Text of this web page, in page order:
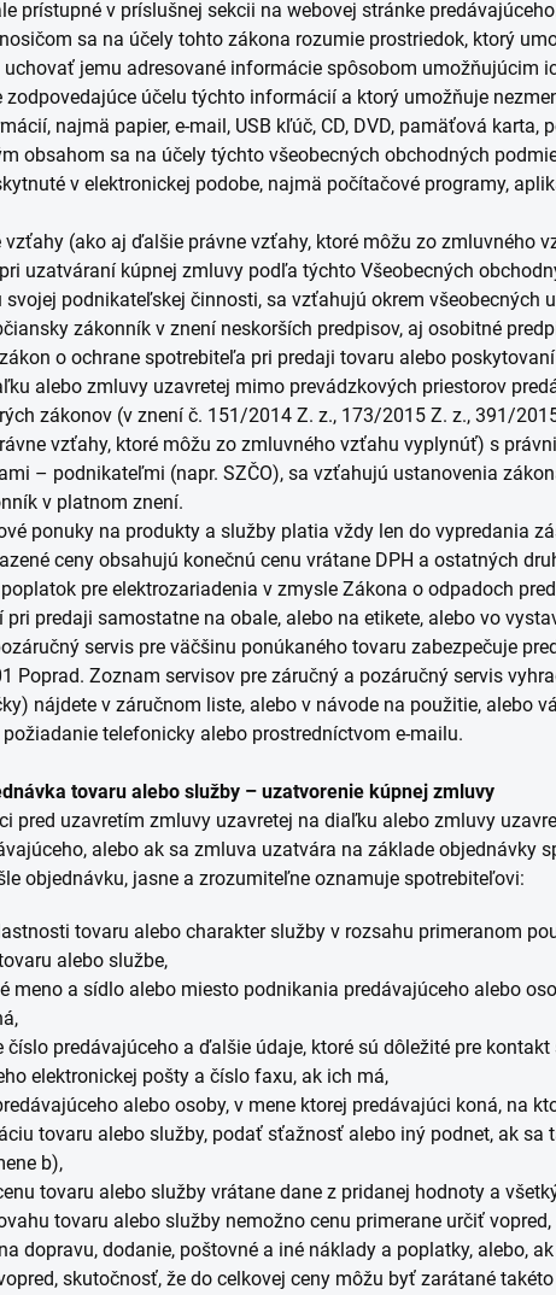
prístupné v príslušnej sekcii na webovej stránke
sa na účely tohto zákona rozumie prostriedok, ktorý
uchovať jemu adresované informácie spôsobom umožňujúcim
zodpovedajúce účelu týchto informácií a ktorý umožňuje
najmä papier, e-mail, USB kľúč, CD, DVD, pamäťová karta,
obsahom sa na účely týchto všeobecných obchodných
v elektronickej podobe, najmä počítačové programy,
vzťahy (ako aj ďalšie právne vzťahy, ktoré môžu zo zmluvného
uzatváraní kúpnej zmluvy podľa týchto Všeobecných
svojej podnikateľskej činnosti, sa vzťahujú okrem všeobecných
zákonník v znení neskorších predpisov, aj osobitné
o ochrane spotrebiteľa pri predaji tovaru alebo
alebo zmluvy uzavretej mimo prevádzkových priestorov
zákonov (v znení č. 151/2014 Z. z., 173/2015 Z. z., 391/
vzťahy, ktoré môžu zo zmluvného vzťahu vyplynúť) s
– podnikateľmi (napr. SZČO), sa vzťahujú ustanovenia
v platnom znení.
ponuky na produkty a služby platia vždy len do vypredania
ceny obsahujú konečnú cenu vrátane DPH a ostatných
pre elektrozariadenia v zmysle Zákona o odpadoch
pri predaji samostatne na obale, alebo na etikete, alebo vo
servis pre väčšinu ponúkaného tovaru zabezpečuje
Poprad. Zoznam servisov pre záručný a pozáručný servis
nájdete v záručnom liste, alebo v návode na použitie, alebo
telefonicky alebo prostredníctvom e-mailu.
tovaru alebo služby – uzatvorenie kúpnej zmluvy
uzavretím zmluvy uzavretej na diaľku alebo zmluvy
alebo ak sa zmluva uzatvára na základe objednávky
objednávku, jasne a zrozumiteľne oznamuje spotrebiteľovi:
tovaru alebo charakter služby v rozsahu primeranom
alebo službe,
a sídlo alebo miesto podnikania predávajúceho alebo
predávajúceho a ďalšie údaje, ktoré sú dôležité pre kontakt
elektronickej pošty a číslo faxu, ak ich má,
alebo osoby, v mene ktorej predávajúci koná, na
tovaru alebo služby, podať sťažnosť alebo iný podnet, ak sa
b),
tovaru alebo služby vrátane dane z pridanej hodnoty a
tovaru alebo služby nemožno cenu primerane určiť
dopravu, dodanie, poštovné a iné náklady a poplatky, alebo,
skutočnosť, že do celkovej ceny môžu byť zarátané